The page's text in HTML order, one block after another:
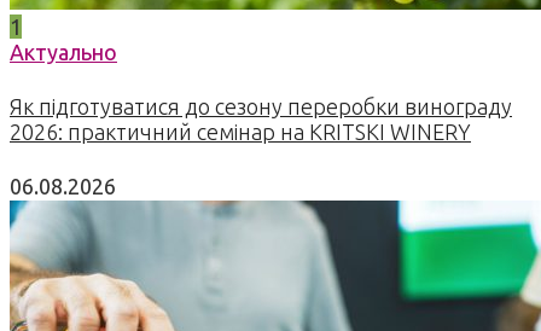
1
Актуально
Як підготуватися до сезону переробки винограду
2026: практичний семінар на KRITSKI WINERY
06.08.2026